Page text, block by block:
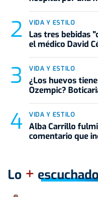
VIDA Y ESTILO
Las tres bebidas
el médico David
VIDA Y ESTILO
¿Los huevos
Ozempic?
VIDA Y ESTILO
Alba Carrillo
comentario que
Lo +